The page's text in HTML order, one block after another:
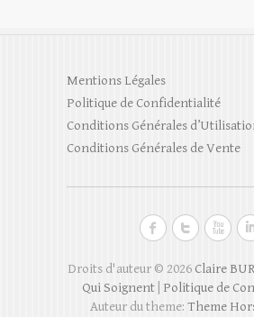
Mentions Légales
Politique de Confidentialité
Conditions Générales
Conditions Générales de Vente
Droits d'auteur © 2026 Claire
Qui Soignent| Politique de
Auteur du theme: Theme